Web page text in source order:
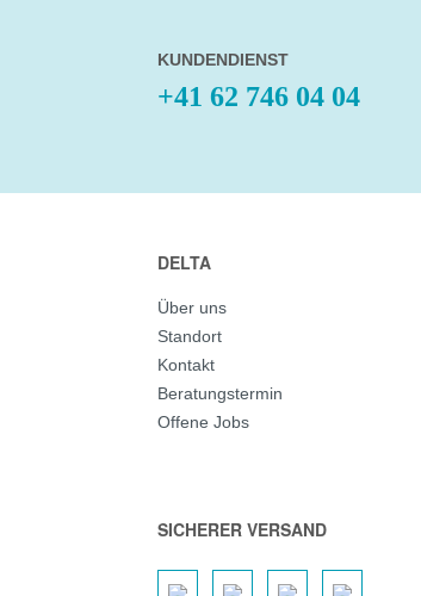
KUNDENDIENST
+41 62 746 04 04
DELTA
Über uns
Standort
Kontakt
Beratungstermin
Offene Jobs
SICHERER VERSAND